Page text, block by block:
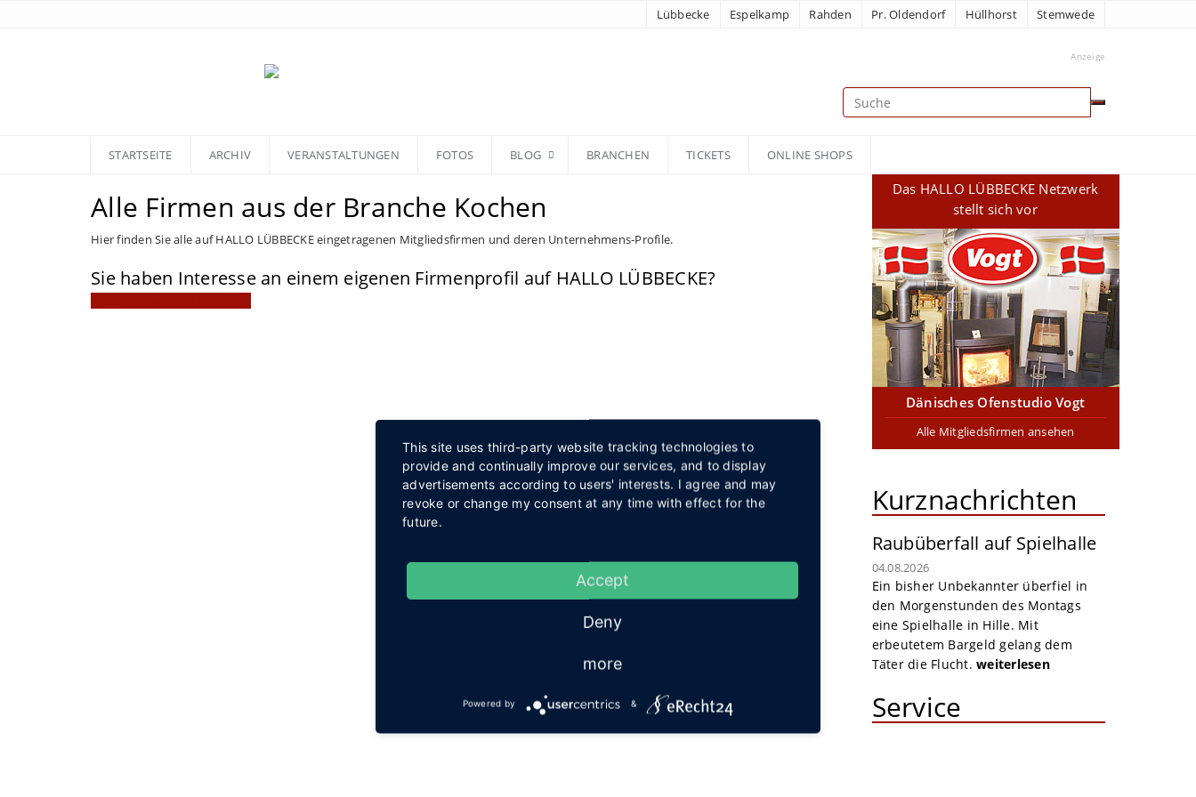
Lübbecke Espelkamp Rahden Pr. Oldendorf Hüllhorst Stemwede
Anzeige
STARTSEITE ARCHIV VERANSTALTUNGEN FOTOS BLOG BRANCHEN TICKETS ONLINE SHOPS
Alle Firmen aus der Branche Kochen
Hier finden Sie alle auf HALLO LÜBBECKE eingetragenen Mitgliedsfirmen und deren Unternehmens-Profile.
Sie haben Interesse an einem eigenen Firmenprofil auf HALLO LÜBBECKE?
Das HALLO LÜBBECKE Netzwerk
stellt sich vor
Dänisches Ofenstudio Vogt
Alle Mitgliedsfirmen ansehen
Kurznachrichten
Raubüberfall auf Spielhalle
04.08.2026
Ein bisher Unbekannter überfiel in
den Morgenstunden des Montags
eine Spielhalle in Hille. Mit
erbeutetem Bargeld gelang dem
Täter die Flucht. weiterlesen
Service
This site uses third-party website tracking technologies to
provide and continually improve our services, and to display
advertisements according to users' interests. I agree and may
revoke or change my consent at any time with effect for the
future.
Accept
Deny
more
Powered by &